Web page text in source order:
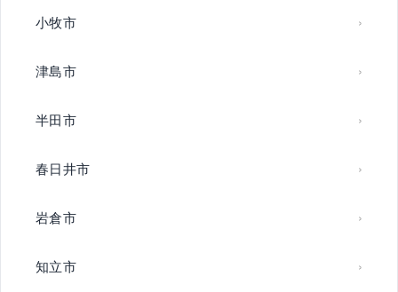
小牧市
津島市
半田市
春日井市
岩倉市
知立市